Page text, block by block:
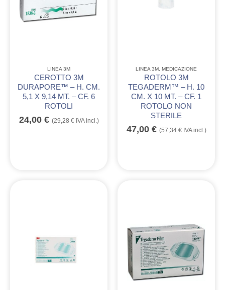
LINEA 3M
CEROTTO 3M
DURAPORE™ – H. CM.
5,1 X 9,14 MT. – CF. 6
ROTOLI
24,00 € (29,28 €IVA incl.)
LINEA 3M, MEDICAZIONE
ROTOLO 3M
TEGADERM™ – H. 10
CM. X 10 MT. – CF. 1
ROTOLO NON
STERILE
47,00 € (57,34 €IVA incl.)